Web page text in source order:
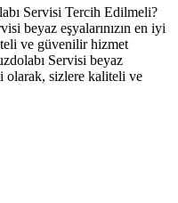
Servisi Tercih Edilmeli?
beyaz eşyalarınızın en iyi
ve güvenilir hizmet
Servisi beyaz
olarak, sizlere kaliteli ve